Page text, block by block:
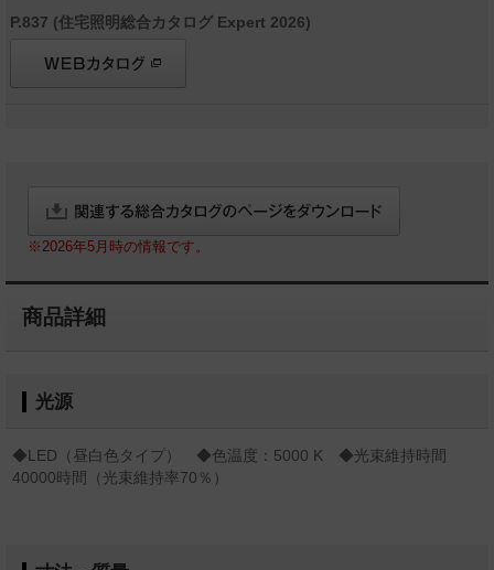
P.837 (住宅照明総合カタログ Expert 2026)
※2026年5月時の情報です。
商品詳細
光源
◆LED（昼白色タイプ） ◆色温度：5000 K ◆光束維持時間
40000時間（光束維持率70％）